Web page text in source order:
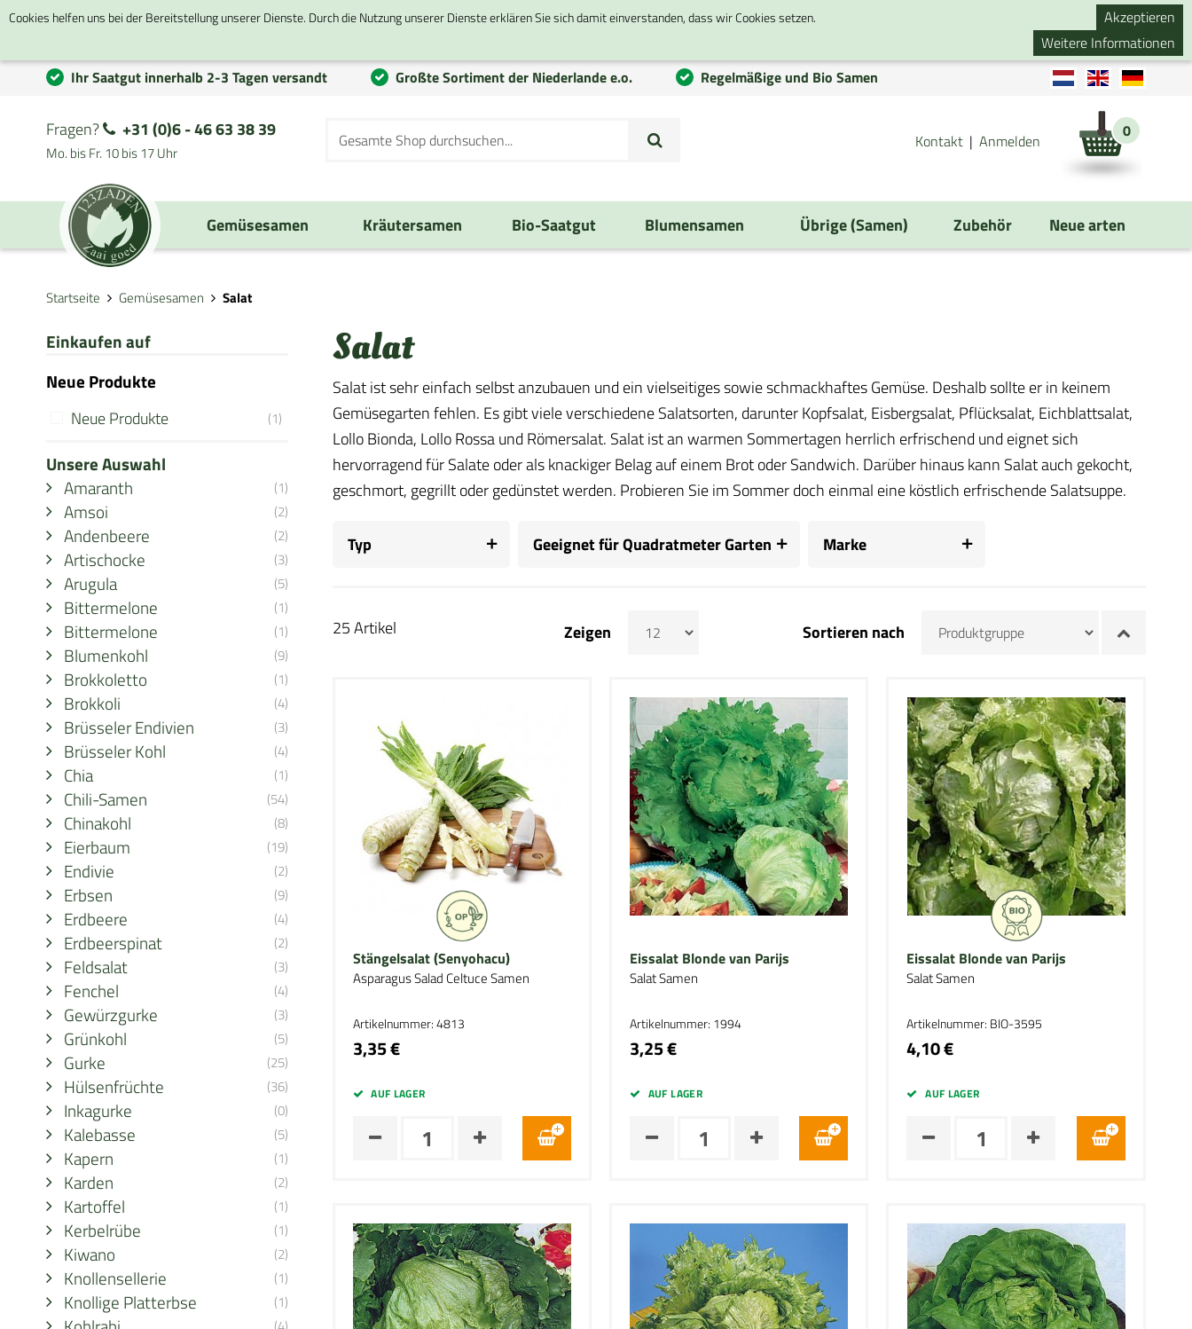
Cookies helfen uns bei der Bereitstellung unserer Dienste. Durch die Nutzung unserer Dienste erklären Sie sich damit einverstanden, dass wir Cookies setzen.
Akzeptieren
Weitere Informationen
Ihr Saatgut innerhalb 2-3 Tagen versandt
GroßteSortimentder Niederlande e.o. Regelmäßige und Bio Samen
Fragen? +31 (0)6 - 46 63 38 39
Mo. bis Fr. 10 bis 17 Uhr
Kontakt Anmelden 0
Gemüsesamen Kräutersamen Bio-Saatgut Blumensamen Übrige (Samen) Zubehör Neue arten
Startseite Gemüsesamen Salat
Einkaufen auf
Neue Produkte
Neue Produkte (1)
Unsere Auswahl
Amaranth
(1)
Amsoi (2)
Andenbeere (2)
Artischocke (3)
Arugula (5)
Bittermelone (1)
Bittermelone (1)
Blumenkohl (9)
Brokkoletto (1)
Brokkoli (4)
Brüsseler Endivien (3)
Brüsseler Kohl (4)
Chia (1)
Chili-Samen (54)
Chinakohl (8)
Eierbaum (19)
Endivie (2)
Erbsen (9)
Erdbeere (4)
Erdbeerspinat (2)
Feldsalat (3)
Fenchel (4)
Gewürzgurke (3)
Grünkohl (5)
Gurke (25)
Hülsenfrüchte (36)
Inkagurke (0)
Kalebasse (5)
Kapern (1)
Karden (2)
Kartoffel (1)
Kerbelrübe (1)
Kiwano (2)
Knollensellerie (1)
Knollige Platterbse (1)
Salat
Salat ist sehr einfach selbst anzubauen und ein vielseitiges sowie schmackhaftes Gemüse. Deshalb sollte er in keinem
Gemüsegarten fehlen. Es gibt viele verschiedene Salatsorten, darunter Kopfsalat, Eisbergsalat, Pflücksalat, Eichblattsalat,
Lollo Bionda, Lollo Rossa und Römersalat. Salat ist an warmen Sommertagen herrlich erfrischend und eignet sich
hervorragend für Salate oder als knackiger Belag auf einem Brot oder Sandwich. Darüber hinaus kann Salat auch gekocht,
geschmort, gegrillt oder gedünstet werden. Probieren Sie im Sommer doch einmal eine köstlich erfrischende Salatsuppe.
Typ Geeignet für Quadratmeter Garten Marke
25 Artikel Zeigen Sortieren nach
Stängelsalat (Senyohacu)
Asparagus Salad Celtuce Samen
Artikelnummer: 4813
3,35 €
AUF LAGER
Eissalat Blonde van Parijs
Salat Samen
Artikelnummer: 1994
3,25 €
AUF LAGER
Eissalat Blonde van Parijs
Salat Samen
Artikelnummer: BIO-3595
4,10 €
AUF LAGER